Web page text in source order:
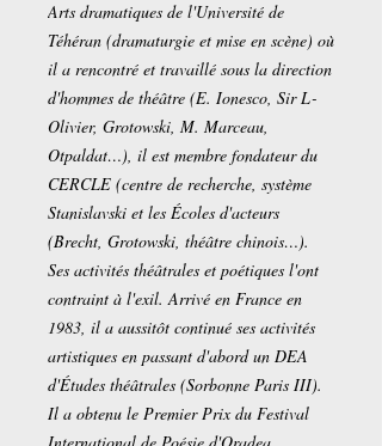
Arts dramatiques de l'Université de
Téhéran (dramaturgie et mise en scène) où
il a rencontré et travaillé sous la direction
d'hommes de théâtre (E. Ionesco, Sir L-
Olivier, Grotowski, M. Marceau,
Otpaldat…), il est membre fondateur du
CERCLE (centre de recherche, système
Stanislavski et les Écoles d'acteurs
(Brecht, Grotowski, théâtre chinois…).
Ses activités théâtrales et poétiques l'ont
contraint à l'exil. Arrivé en France en
1983, il a aussitôt continué ses activités
artistiques en passant d'abord un DEA
d'Études théâtrales (Sorbonne Paris III).
Il a obtenu le Premier Prix du Festival